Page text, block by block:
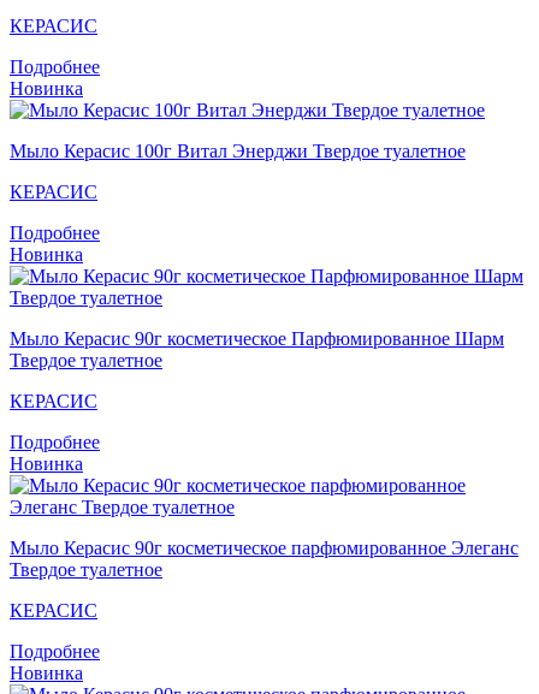
КЕРАСИС
Подробнее
Новинка
Мыло Кераcис 100г Витал Энерджи Твердое туалетное
КЕРАСИС
Подробнее
Новинка
Мыло Кераcис 90г косметическое Парфюмированное Шарм
Твердое туалетное
КЕРАСИС
Подробнее
Новинка
Мыло Кераcис 90г косметическое парфюмированное Элеганс
Твердое туалетное
КЕРАСИС
Подробнее
Новинка